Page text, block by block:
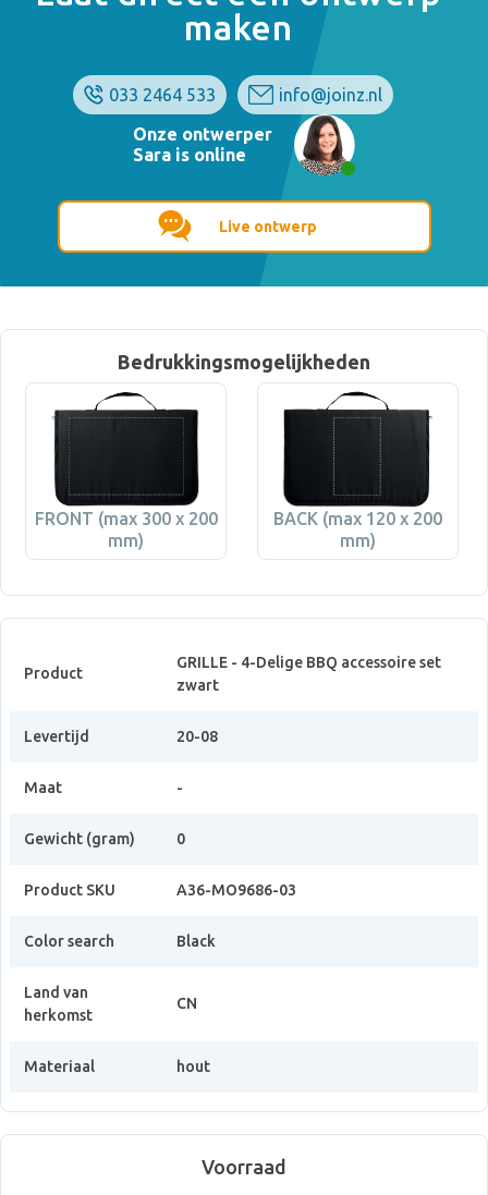
maken
033 2464 533
info@joinz.nl
Onze ontwerper
Sara is online
Live ontwerp
Bedrukkingsmogelijkheden
FRONT (max 300 x 200
mm)
BACK (max 120 x 200
mm)
Product
GRILLE - 4-Delige BBQ accessoire set
zwart
Levertijd 20-08
Maat -
Gewicht (gram) 0
Product SKU A36-MO9686-03
Color search Black
Land van
herkomst
CN
Materiaal hout
Voorraad